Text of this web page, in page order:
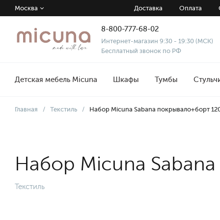
Москва Доставка Оплата
8-800-777-68-02
Интернет-магазин 9:30 - 19:30 (МСК)
Бесплатный звонок по РФ
Детская мебель Micuna Шкафы Тумбы
Главная / Текстиль / Набор Micuna Sabana покрывало+борт
Текстиль
Набор Micuna